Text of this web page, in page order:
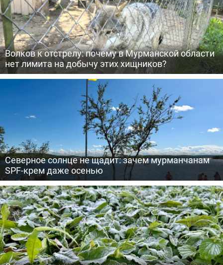
Волков к отстрелу: почему в Мурманской области
нет лимита на добычу этих хищников?
Северное солнце не щадит: зачем мурманчанам
SPF-крем даже осенью